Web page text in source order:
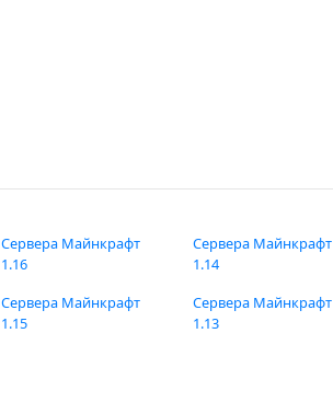
Сервера Майнкрафт
1.16
Сервера Майнкрафт
1.15
Сервера Майнкрафт
1.14
Сервера Майнкрафт
1.13